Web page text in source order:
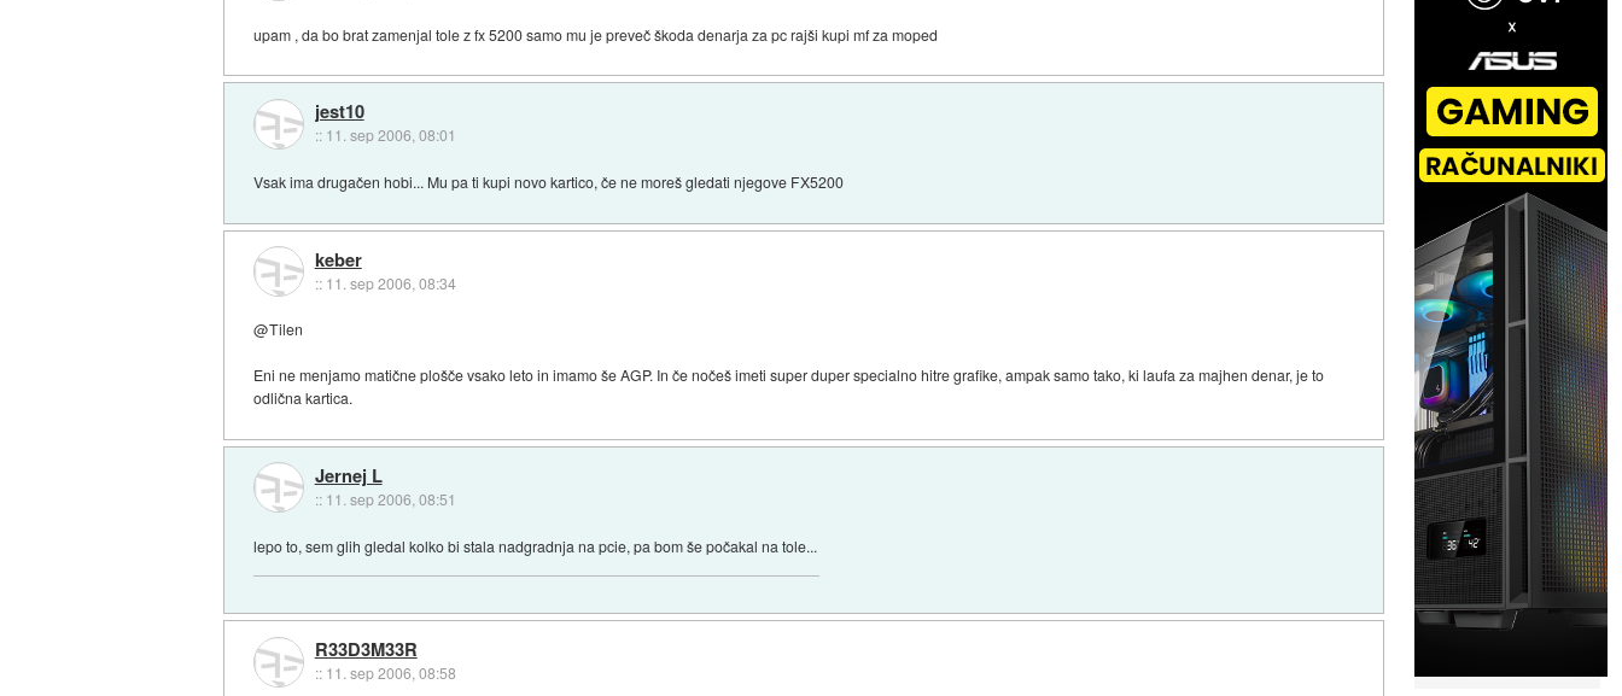
upam , da bo brat zamenjal tole z fx 5200 samo mu je preveč škoda denarja za pc rajši kupi mf za moped
jest10
:: 11. sep 2006, 08:01
Vsak ima drugačen hobi... Mu pa ti kupi novo kartico, če ne moreš gledati njegove FX5200
keber
:: 11. sep 2006, 08:34
@Tilen
Eni ne menjamo matične plošče vsako leto in imamo še AGP. In če nočeš imeti super duper specialno hitre grafike, ampak samo tako, ki laufa za majhen denar, je to
odlična kartica.
Jernej L
:: 11. sep 2006, 08:51
lepo to, sem glih gledal kolko bi stala nadgradnja na pcie, pa bom še počakal na tole...
R33D3M33R
:: 11. sep 2006, 08:58